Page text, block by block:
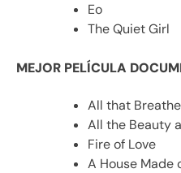
Eo
The Quiet Girl
MEJOR PELÍCULA
All that
All the Beauty
Fire of Love
A House Made